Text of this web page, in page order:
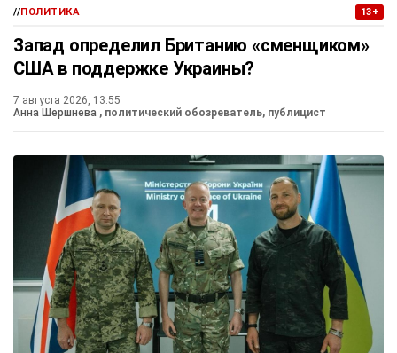
//ПОЛИТИКА 13+
Запад определил Британию «сменщиком»
США в поддержке Украины?
7 августа 2026, 13:55
Анна Шершнева , политический обозреватель, публицист